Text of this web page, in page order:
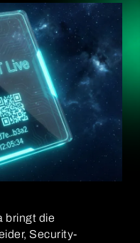
bringt die
Security-